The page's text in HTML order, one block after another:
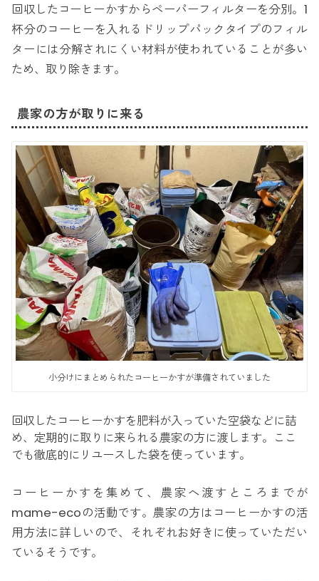
回収したコーヒーかすからペーパーフィルターを分別。1
杯分のコーヒーを入れるドリップパックタイプのフィル
ターには分解されにくい材料が使われていることが多い
ため、取り除きます。
農家の方が取りに来る
小分けにまとめられたコーヒーかすが準備されていました
回収したコーヒーかすを肥料が入っていた空袋などに詰
め、定期的に取りに来られる農家の方に渡します。ここ
でも徹底的にリユースした袋を使っています。
コーヒーかすを集めて、農家へ渡すところまでが
mame-ecoの活動です。農家の方はコーヒーかすの活
用方法に詳しいので、それぞれお好きに使っていただい
ているそうです。